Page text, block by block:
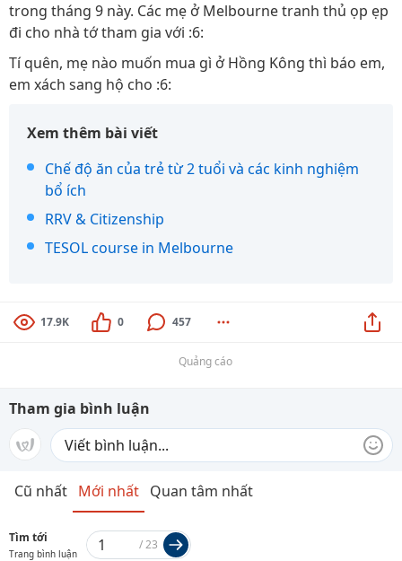
trong tháng 9 này. Các mẹ ở Melbourne tranh thủ ọp ẹp
đi cho nhà tớ tham gia với :6:
Tí quên, mẹ nào muốn mua gì ở Hồng Kông thì báo em,
em xách sang hộ cho :6:
Xem thêm bài viết
Chế độ ăn của trẻ từ 2 tuổi và các kinh nghiệm
bổ ích
RRV & Citizenship
TESOL course in Melbourne
17.9K 0 457
Quảng cáo
Tham gia bình luận
Cũ nhất Mới nhất Quan tâm nhất
Tìm tới
Trang bình luận
/23